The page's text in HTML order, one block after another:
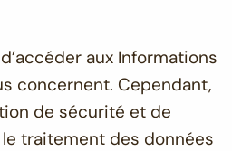
aux Informations
concernent. Cependant,
de sécurité et de
traitement des données